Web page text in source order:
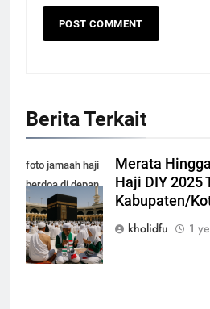
Berita Terkait
foto jamaah haji
berdoa di depan
kabah masjidil
haram makkah
Merata
Haji DIY 2025
Kabupaten/
kholidfu
1